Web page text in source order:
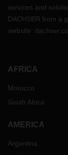
services and
DACHSER from a
website:
AFRICA
Morocco
South Africa
AMERICA
Argentina